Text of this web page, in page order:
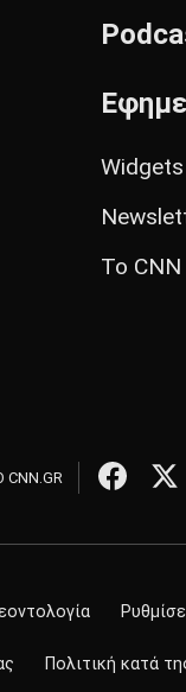
Widgets
Το
Πολιτική κατά